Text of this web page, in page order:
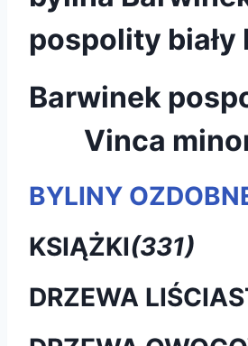
pospolity biały
Barwinek
Vinca
BYLINY
KSIĄŻKI(331)
DRZEWA